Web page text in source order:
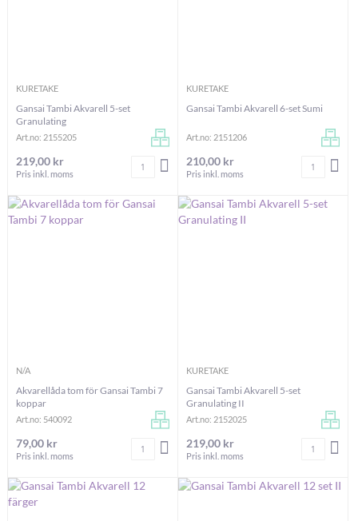
KURETAKE
Gansai Tambi Akvarell 5-set
Granulating
Art.no: 2155205
219,00 kr
Pris inkl. moms
Antal LÄGG I VARUKORGEN
KURETAKE
Gansai Tambi Akvarell 6-set Sumi
Art.no: 2151206
210,00 kr
Pris inkl. moms
Antal
N/A
Akvarellåda tom för Gansai Tambi 7
koppar
Art.no: 540092
79,00 kr
Pris inkl. moms
Antal LÄGG I VARUKORGEN
KURETAKE
Gansai Tambi Akvarell 5-set
Granulating II
Art.no: 2152025
219,00 kr
Pris inkl. moms
Antal